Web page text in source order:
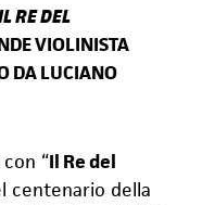
RE DEL
VIOLINISTA
DA LUCIANO
“Il Re del
centenario della